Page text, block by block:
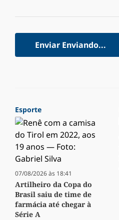
Enviar Enviando...
Esporte
07/08/2026 às 18:41
Artilheiro da Copa do
Brasil saiu de time de
farmácia até chegar à
Série A